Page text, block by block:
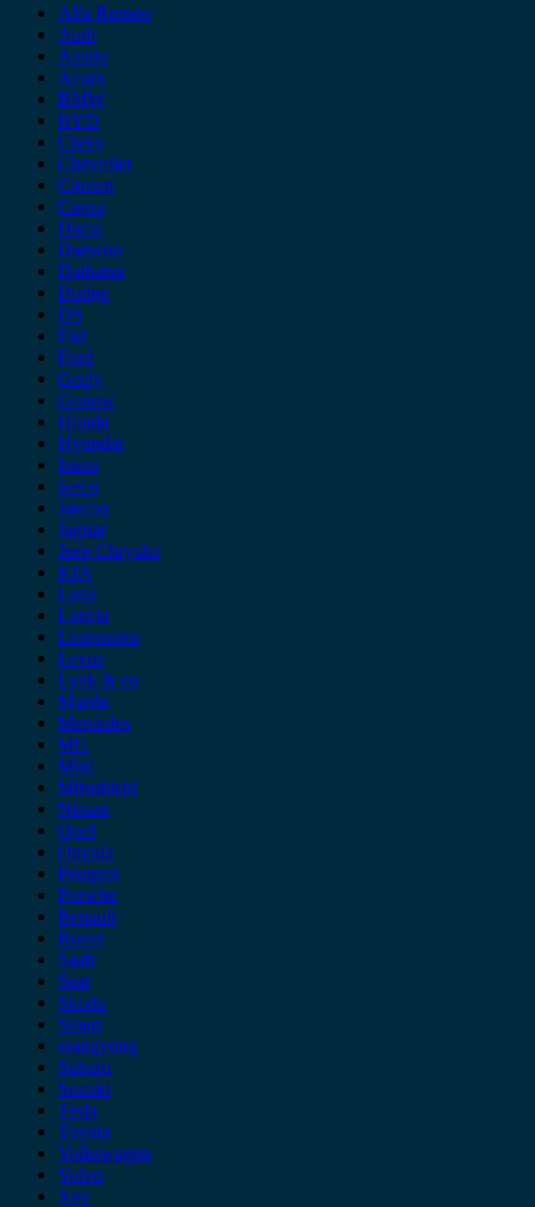
Alfa Romeo
Audi
Austin
Acura
BMW
BYD
Chery
Chevrolet
Citroen
Cupra
Dacia
Daewoo
Daihatsu
Dodge
DS
Fiat
Ford
Geely
Gonow
Honda
Hyundai
Isuzu
iveco
Jaecoo
Jaguar
Jeep Chrysler
KIA
Lada
Lancia
Leapmotor
Lexus
Lynk & co
Mazda
Mercedes
MG
Mini
Mitsubishi
Nissan
Opel
Omoda
Peugeot
Porsche
Renault
Rover
Saab
Seat
Skoda
Smart
ssangyong
Subaru
Suzuki
Tesla
Toyota
Volkswagen
Volvo
Xev